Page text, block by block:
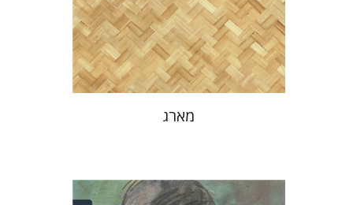
הנחת אתר ספר מודפס
$35
$32
מארג